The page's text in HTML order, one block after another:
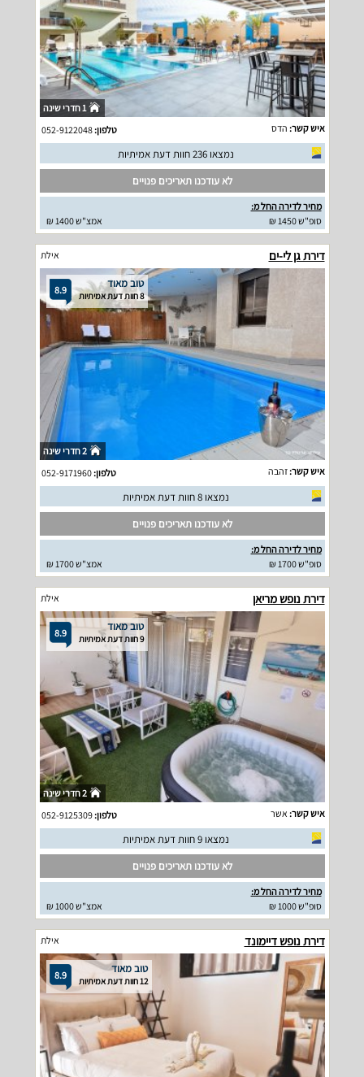
1 חדרי שינה
איש קשר: הדס טלפון:052-9122048
נמצאו 236 חוות דעת אמיתיות
לא עודכנו תאריכים פנויים
מחיר לדירה החל מ:
סופ"ש 1450 ₪
אמצ"ש 1400 ₪
דירת גן לי-ים אילת
8.9 טוב מאוד
8 חוות דעת אמיתיות
2 חדרי שינה
איש קשר:זהבה טלפון:052-9171960
נמצאו 8 חוות דעת אמיתיות
לא עודכנו תאריכים פנויים
מחיר לדירה החל מ:
סופ"ש 1700 ₪
אמצ"ש 1700 ₪
דירת נופש מריאן אילת
8.9 טוב מאוד
9 חוות דעת אמיתיות
2 חדרי שינה
איש קשר: אשר טלפון:052-9125309
נמצאו 9 חוות דעת אמיתיות
לא עודכנו תאריכים פנויים
מחיר לדירה החל מ:
סופ"ש 1000 ₪
אמצ"ש 1000 ₪
דירת נופש דיימונד אילת
8.9 טוב מאוד
12 חוות דעת אמיתיות